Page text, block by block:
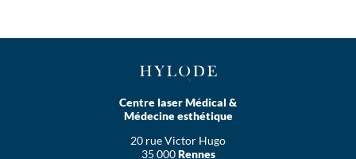
Centre laser Médical &
Médecine esthétique
20 rue Victor Hugo
35 000Rennes